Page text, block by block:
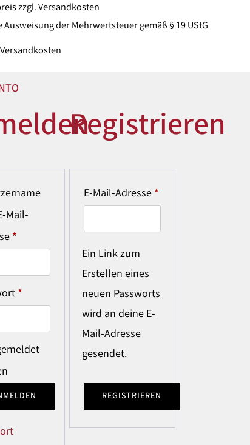
zzgl. Versandkosten
Ausweisung der Mehrwertsteuer gemäß § 19 UStG
Versandkosten
Mail-
*
*
Registrieren
E-Mail-Adresse*
Ein Link zum
Erstellen eines
neuen Passworts
wird an deine E-
Mail-Adresse
gesendet.
REGISTRIEREN